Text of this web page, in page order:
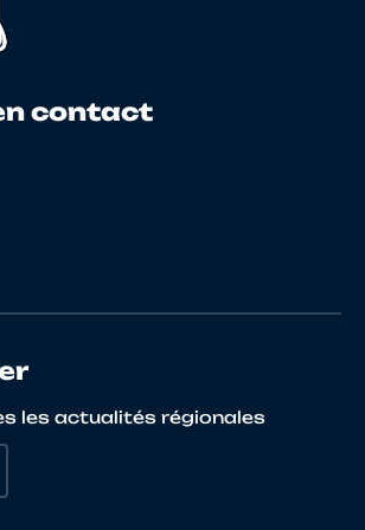
BREMOND
HUCHEDE
contact
les actualités régionales